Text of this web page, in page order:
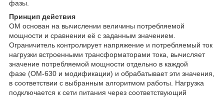
фазы.
Принцип действия
ОМ основан на вычислении величины потребляемой
мощности и сравнении её с заданным значением.
Ограничитель контролирует напряжение и потребляемый ток
нагрузки встроенными трансформаторами тока, вычисляет
значение потребляемой мощности отдельно в каждой
фазе (ОМ-630 и модификации) и обрабатывает эти значения,
в соответствии с выбранным алгоритмом работы. Нагрузка
подключается к сети питания через соответствующий